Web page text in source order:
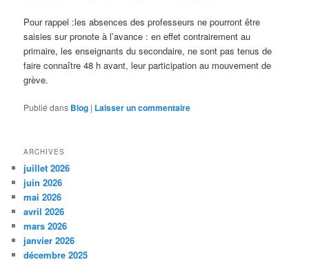
Pour rappel :les absences des professeurs ne pourront être
saisies sur pronote à l’avance : en effet contrairement au
primaire, les enseignants du secondaire, ne sont pas tenus de
faire connaître 48 h avant, leur participation au mouvement de
grève.
Publié dans Blog | Laisser un commentaire
ARCHIVES
juillet 2026
juin 2026
mai 2026
avril 2026
mars 2026
janvier 2026
décembre 2025